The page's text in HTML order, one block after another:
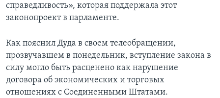
справедливость», которая поддержала этот
законопроект в парламенте.
Как пояснил Дуда в своем телеобращении,
прозвучавшем в понедельник, вступление закона в
силу могло быть расценено как нарушение
договора об экономических и торговых
отношениях с Соединенными Штатами.